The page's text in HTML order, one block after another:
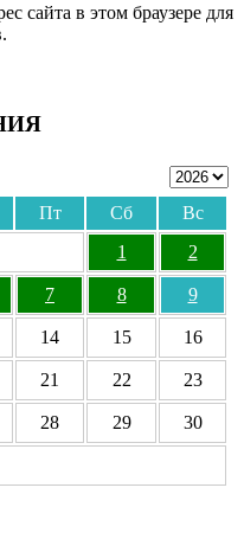
сайта в этом браузере для
Пт Сб
Вс
1
2
7 8 9
14 15 16
21 22 23
28 29 30